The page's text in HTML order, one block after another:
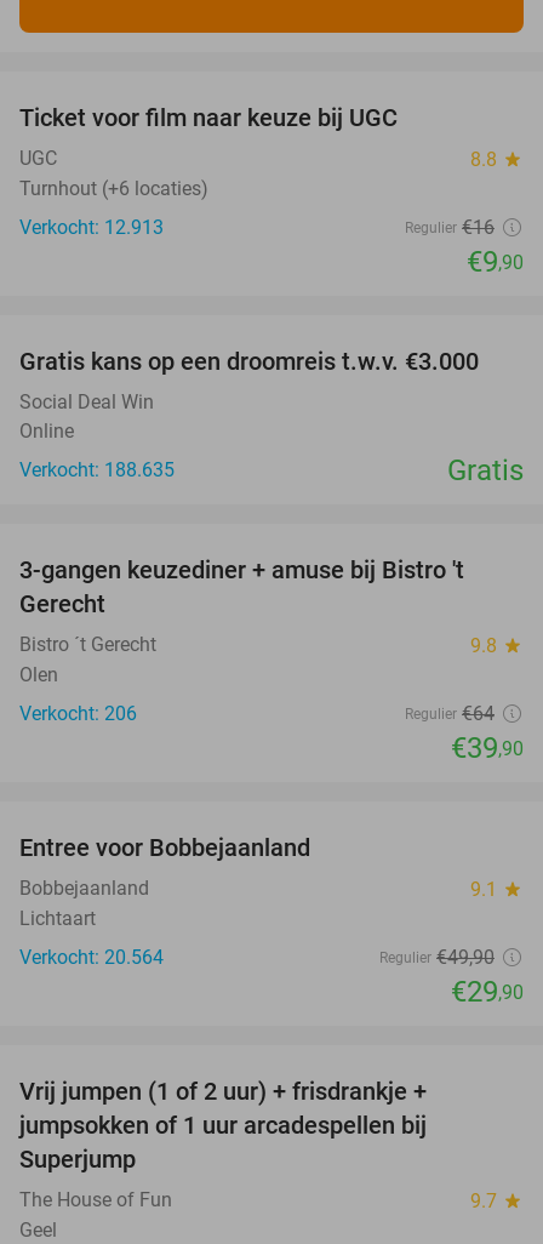
Ticket voor film naar keuze bij UGC
UGC 8.8 star
Turnhout (+6 locaties)
Verkocht: 12.913
Regulier €16
€9,90
Gratis kans op een droomreis t.w.v. €3.000
Social Deal Win
Online
Verkocht: 188.635
Gratis
3-gangen keuzediner + amuse bij Bistro 't
Gerecht
Bistro ´t Gerecht 9.8 star
Olen
Verkocht: 206
Regulier €64
€39,90
Entree voor Bobbejaanland
Bobbejaanland 9.1 star
Lichtaart
Verkocht: 20.564
Regulier €49,90
€29,90
Vrij jumpen (1 of 2 uur) + frisdrankje +
jumpsokken of 1 uur arcadespellen bij
Superjump
The House of Fun 9.7 star
Geel